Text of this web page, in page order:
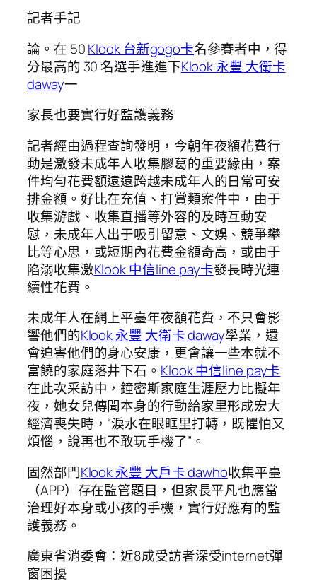
記者手記
論。在 50Klook 台新gogo卡名參賽者中，得
分最高的 30 名選手進進下Klook 永豐 大衛卡
daway一
家長也要實行好監護義務
記者經由過程查詢發明，今朝年夜額花費行
動是激發未成年人收集膠葛的重要緣由，案
件均勻花費額遠遠跨越未成年人的日常可安
排金額。好比在充值、打賞類案件中，由于
收集游戲、收集直播等外容的及時互動安
慰，未成年人出于吸引留意、文娛、競爭攀
比等心思，或短期內花費金額奇高，或由于
陷溺收集激Klook 中信line pay卡發長時光連
續性花費。
未成年人在網上平臺年夜額花費，不只會影
響他們的Klook 永豐 大衛卡 daway學業，還
會迫害他們的身心安康，更會讓一些本就不
富饒的家庭落井下石。 Klook 中信line pay卡
在此次采訪中，鐘密斯家庭生涯壓力比擬年
夜，她女兒傳聞本身的行動給家里形成宏大
經濟喪失時，“淚水在眼眶里打轉，既懼怕又
煩惱，說再也不敢玩手機了”。
固然部門Klook 永豐 大戶卡 dawho收集平臺
（APP）存在監管題目，但家長平凡也應當
治理好本身或小孩的手機，實行好應有的監
護義務。
廣東省消委會：近8成受訪者深受internet彈
窗困擾